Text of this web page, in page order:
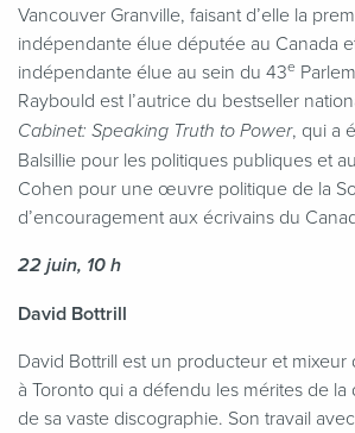
Vancouver Granville, faisant d’elle la
indépendante élue députée au Canada
indépendante élue au sein du 43e
Raybould est l’autrice du bestseller
Cabinet: Speaking Truth to Power, qui a
Balsillie pour les politiques publiques et
Cohen pour une œuvre politique de la
d’encouragement aux écrivains du
22 juin, 10 h
David Bottrill
David Bottrill est un producteur et mixeur
à Toronto qui a défendu les mérites de
de sa vaste discographie. Son travail